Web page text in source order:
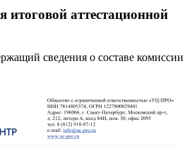
итоговой аттестационной
сведения о составе комиссии